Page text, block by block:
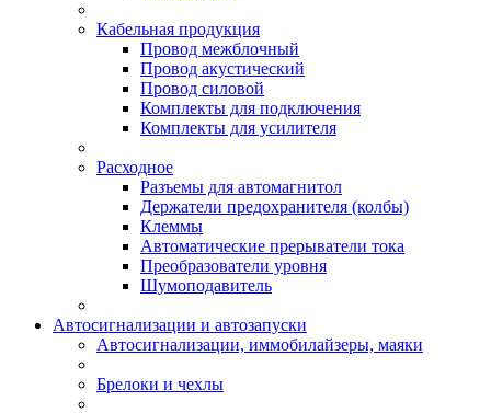
Кабельная продукция
Провод межблочный
Провод акустический
Провод силовой
Комплекты для подключения
Комплекты для усилителя
Расходное
Разъемы для автомагнитол
Держатели предохранителя (колбы)
Клеммы
Автоматические прерыватели тока
Преобразователи уровня
Шумоподавитель
Автосигнализации и автозапуски
Автосигнализации, иммобилайзеры, маяки
Брелоки и чехлы